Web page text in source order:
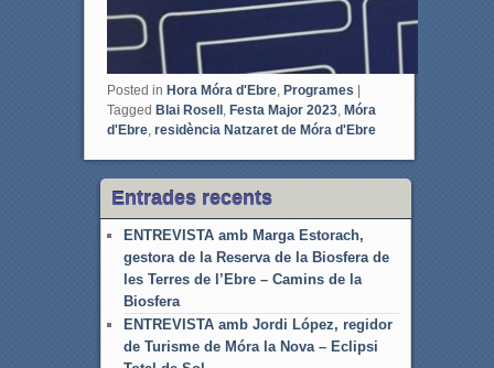
Posted in Hora Móra d'Ebre, Programes |
Tagged Blai Rosell, Festa Major 2023, Móra
d'Ebre, residència Natzaret de Móra d'Ebre
Entrades recents
ENTREVISTA amb Marga Estorach,
gestora de la Reserva de la Biosfera de
les Terres de l’Ebre – Camins de la
Biosfera
ENTREVISTA amb Jordi López, regidor
de Turisme de Móra la Nova – Eclipsi